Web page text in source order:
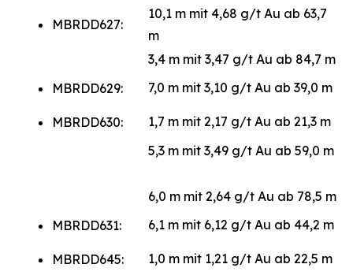
MBRDD627:
10,1 m mit 4,68 g/t Au ab 63,7
m
3,4 m mit 3,47 g/t Au ab 84,7 m
MBRDD629:
7,0 m mit 3,10 g/t Au ab 39,0 m
MBRDD630:
1,7 m mit 2,17 g/t Au ab 21,3 m
5,3 m mit 3,49 g/t Au ab 59,0 m
6,0 m mit 2,64 g/t Au ab 78,5 m
MBRDD631:
6,1 m mit 6,12 g/t Au ab 44,2 m
MBRDD645: 1,0 m mit 1,21 g/t Au ab 22,5 m